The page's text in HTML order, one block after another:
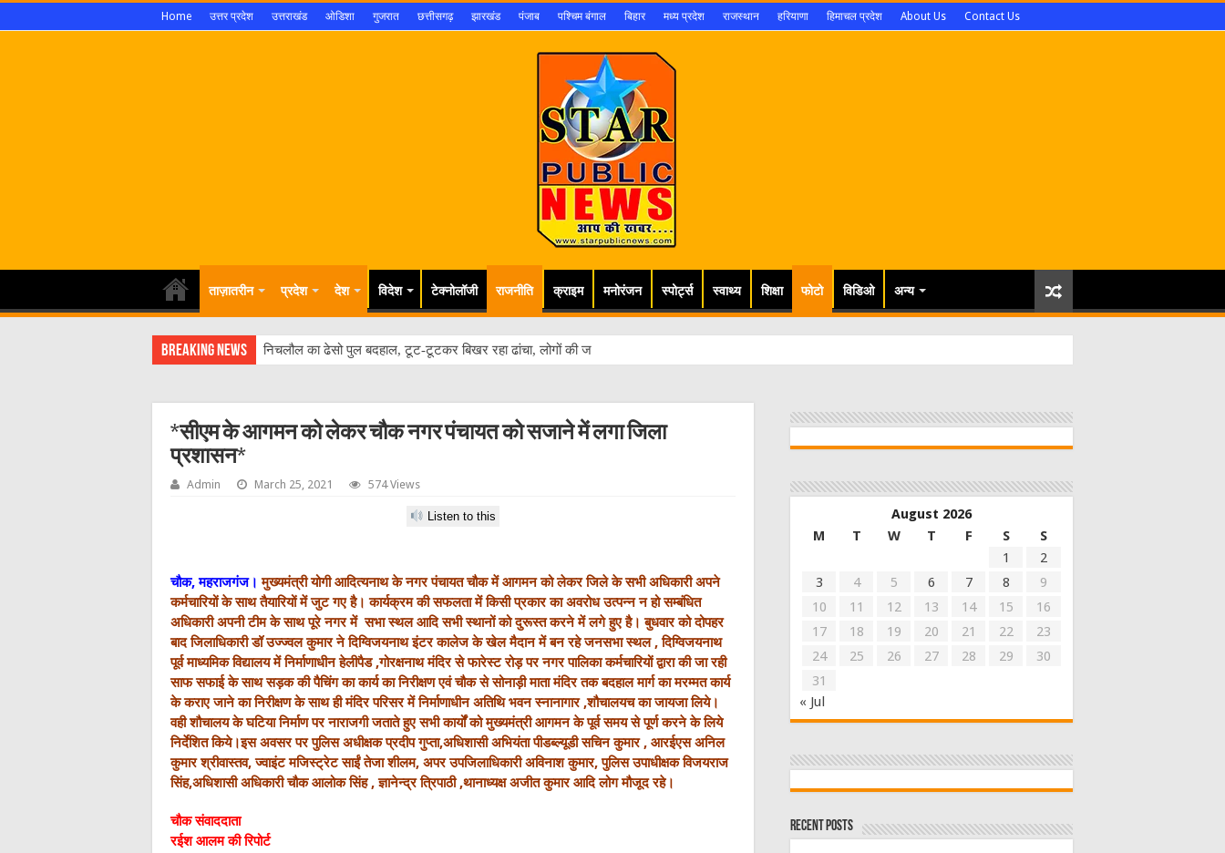
Home उत्तर प्रदेश उत्तराखंड ओडिशा गुजरात छत्तीसगढ़ झारखंड पंजाब पश्चिम बंगाल बिहार मध्य प्रदेश राजस्थान हरियाणा हिमाचल प्रदेश About Us Contact Us
ताज़ातरीन प्रदेश देश विदेश टेक्नोलॉजी राजनीति क्राइम मनोरंजन स्पोर्ट्स स्वाथ्य शिक्षा फोटो विडिओ अन्य
Breaking News निचलौल का ढेसो पुल बदहाल, टूट-टूटकर बिखर रहा ढांचा, लोगों की जान खतरे में
*सीएम के आगमन को लेकर चौक नगर पंचायत को सजाने में लगा जिला
प्रशासन*
Admin March 25, 2021 574 Views
Listen to this
चौक, महराजगंज। मुख्यमंत्री योगी आदित्यनाथ के नगर पंचायत चौक में आगमन को लेकर जिले के सभी अधिकारी अपने
कर्मचारियों के साथ तैयारियों में जुट गए है। कार्यक्रम की सफलता में किसी प्रकार का अवरोध उत्पन्न न हो सम्बंधित
अधिकारी अपनी टीम के साथ पूरे नगर में सभा स्थल आदि सभी स्थानों को दुरूस्त करने में लगे हुए है। बुधवार को दोपहर
बाद जिलाधिकारी डॉ उज्ज्वल कुमार ने दिग्विजयनाथ इंटर कालेज के खेल मैदान में बन रहे जनसभा स्थल , दिग्विजयनाथ
पूर्व माध्यमिक विद्यालय में निर्माणाधीन हेलीपैड ,गोरक्षनाथ मंदिर से फारेस्ट रोड़ पर नगर पालिका कर्मचारियों द्वारा की जा रही
साफ सफाई के साथ सड़क की पैचिंग का कार्य का निरीक्षण एवं चौक से सोनाड़ी माता मंदिर तक बदहाल मार्ग का मरम्मत कार्य
के कराए जाने का निरीक्षण के साथ ही मंदिर परिसर में निर्माणाधीन अतिथि भवन स्नानागार ,शौचालयच काजायजा लिये।
वही शौचालयके घटिया निर्माण पर नाराजगी जताते हुए सभी कार्यों को मुख्यमंत्री आगमन के पूर्व समय से पूर्ण करने के लिये
निर्देशित किये।इस अवसर पर पुलिस अधीक्षक प्रदीप गुप्ता,अधिशासी अभियंता पीडब्ल्यूडी सचिन कुमार , आरईएस अनिल
कुमार श्रीवास्तव,ज्वाइंट मजिस्ट्रेट साईं तेजा शीलम, अपर उपजिलाधिकारी अविनाश कुमार, पुलिस उपाधीक्षक विजयराज
सिंह,अधिशासी अधिकारी चौक आलोक सिंह , ज्ञानेन्द्र त्रिपाठी ,थानाध्यक्ष अजीत कुमार आदि लोग मौजूद रहे।
चौक संवाददाता
रईश आलम की रिपोर्ट
August 2026
M
T W T F S
S
1
2
3
4 5 6 7 8
9
10
11 12 13 14 15
16
17
18 19 20 21 22
23
24
25 26 27 28 29
30
31
« Jul
Recent Posts